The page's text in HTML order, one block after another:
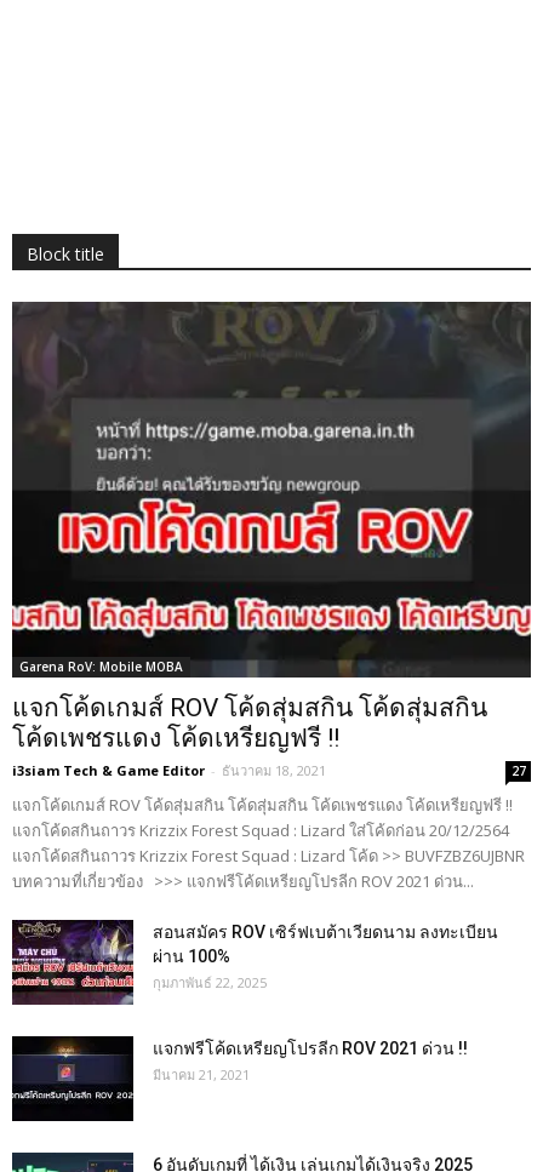
Block title
Garena RoV: Mobile MOBA
แจกโค้ดเกมส์ ROV โค้ดสุ่มสกิน โค้ดสุ่มสกิน
โค้ดเพชรแดง โค้ดเหรียญฟรี !!
i3siam Tech & Game Editor - ธันวาคม 18, 2021 27
แจกโค้ดเกมส์ ROV โค้ดสุ่มสกิน โค้ดสุ่มสกิน โค้ดเพชรแดง โค้ดเหรียญฟรี !!
แจกโค้ดสกินถาวร Krizzix Forest Squad : Lizard ใส่โค้ดก่อน 20/12/2564
แจกโค้ดสกินถาวร Krizzix Forest Squad : Lizard โค้ด >> BUVFZBZ6UJBNR
บทความที่เกี่ยวข้อง >>> แจกฟรีโค้ดเหรียญโปรลีก ROV 2021 ด่วน...
สอนสมัคร ROV เซิร์ฟเบต้าเวียดนาม ลงทะเบียน
ผ่าน 100%
กุมภาพันธ์ 22, 2025
แจกฟรีโค้ดเหรียญโปรลีก ROV 2021 ด่วน !!
มีนาคม 21, 2021
6 อันดับเกมที่ ได้เงิน เล่นเกมได้เงินจริง 2025